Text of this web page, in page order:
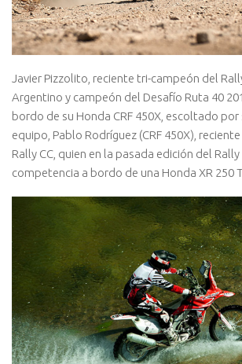
Javier Pizzolito, reciente tri-campeón del
Argentino y campeón del Desafío Ruta 40
bordo de su Honda CRF 450X, escoltado
equipo, Pablo Rodríguez (CRF 450X),
Rally CC, quien en la pasada edición del
competencia a bordo de una Honda XR 250